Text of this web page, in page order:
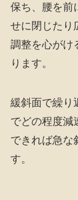
保ち、腰を前
せに閉じたり
調整を心がけ
ります。
緩斜面で繰り
でどの程度減
できれば急な
す。